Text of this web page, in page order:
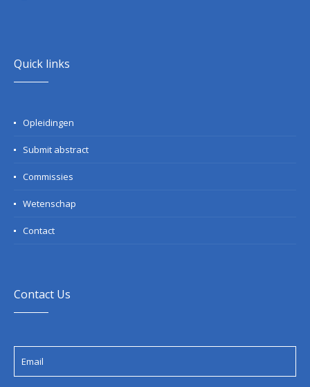
Quick links
Opleidingen
Submit abstract
Commissies
Wetenschap
Contact
Contact Us